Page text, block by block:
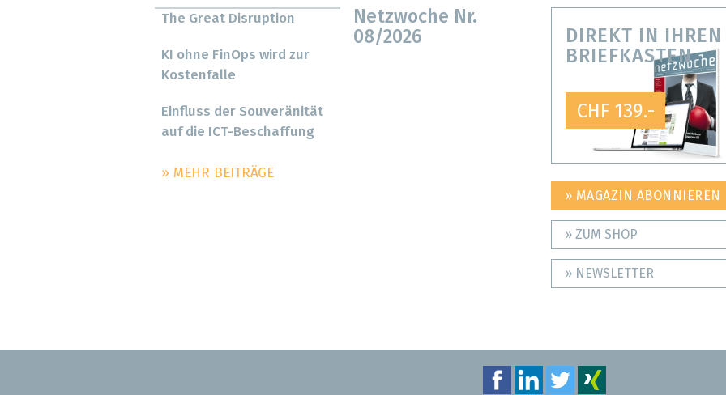
Netzwoche Nr.
08/2026
The Great Disruption
KI ohne FinOps wird zur
Kostenfalle
Einfluss der Souveränität
auf die ICT-Beschaffung
» MEHR BEITRÄGE
DIREKT IN IHREN
BRIEFKASTEN
CHF 139.-
» MAGAZIN ABONNIEREN
» ZUM SHOP
» NEWSLETTER